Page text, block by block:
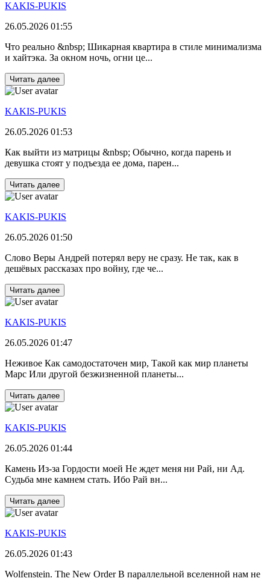
KAKIS-PUKIS
26.05.2026 01:55
Что реально &nbsp; Шикарная квартира в стиле минимализма
и хайтэка. За окном ночь, огни це...
Читать далее
KAKIS-PUKIS
26.05.2026 01:53
Как выйти из матрицы &nbsp; Обычно, когда парень и
девушка стоят у подъезда ее дома, парен...
Читать далее
KAKIS-PUKIS
26.05.2026 01:50
Слово Веры Андрей потерял веру не сразу. Не так, как в
дешёвых рассказах про войну, где че...
Читать далее
KAKIS-PUKIS
26.05.2026 01:47
Неживое Как самодостаточен мир, Такой как мир планеты
Марс Или другой безжизненной планеты...
Читать далее
KAKIS-PUKIS
26.05.2026 01:44
Камень Из-за Гордости моей Не ждет меня ни Рай, ни Ад.
Судьба мне камнем стать. Ибо Рай вн...
Читать далее
KAKIS-PUKIS
26.05.2026 01:43
Wolfenstein. The New Order В параллельной вселенной нам не